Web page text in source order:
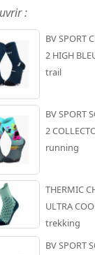
:
BV SPORT
2 HIGH
trail
BV SPORT
2
running
THERMIC
ULTRA
trekking
BV SPORT